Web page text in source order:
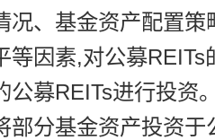
况、基金资产配置策
等因素,对公募
公募REITs进行投资
部分基金资产投资于